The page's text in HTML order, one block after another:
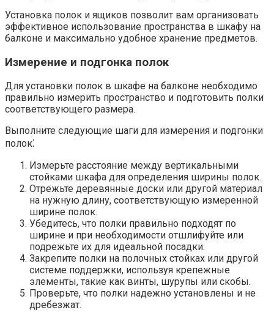
Установка полок и ящиков позволит вам организовать
эффективное использование пространства в шкафу на
балконе и максимально удобное хранение предметов.​
Измерение и подгонка полок
Для установки полок в шкафе на балконе необходимо
правильно измерить пространство и подготовить полки
соответствующего размера.​
Выполните следующие шаги для измерения и подгонки
полок⁚
Измерьте расстояние между вертикальными
стойками шкафа для определения ширины полок.​
Отрежьте деревянные доски или другой материал
на нужную длину, соответствующую измеренной
ширине полок.​
Убедитесь, что полки правильно подходят по
ширине и при необходимости отшлифуйте или
подрежьте их для идеальной посадки.​
Закрепите полки на полочных стойках или другой
системе поддержки, используя крепежные
элементы, такие как винты, шурупы или скобы.​
Проверьте, что полки надежно установлены и не
дребезжат.​